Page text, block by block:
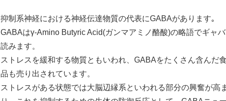
抑制系神経における神経伝達物質の代表にGABAがあります｡
GABAはγ-Amino Butyric Acid(ガンマアミノ酪酸)の略語でギャバ
読みます。
ストレスを緩和する物質ともいわれ、GABAをたくさん含んだ食
品も売り出されています。
ストレスがある状態では大脳辺縁系といわれる部分の興奮が高ま